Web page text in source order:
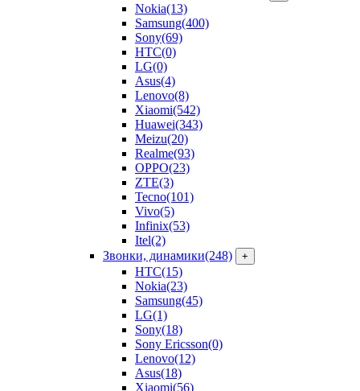
Nokia(13)
Samsung(400)
Sony(69)
HTC(0)
LG(0)
Asus(4)
Lenovo(8)
Xiaomi(542)
Huawei(343)
Meizu(20)
Realme(93)
OPPO(23)
ZTE(3)
Tecno(101)
Vivo(5)
Infinix(53)
Itel(2)
Звонки, динамики(248) +
HTC(15)
Nokia(23)
Samsung(45)
LG(1)
Sony(18)
Sony Ericsson(0)
Lenovo(12)
Asus(18)
Xiaomi(56)